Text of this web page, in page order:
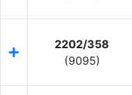
2202/358
(9095)